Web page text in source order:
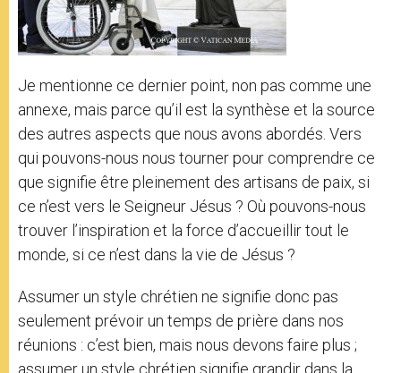
Je mentionne ce dernier point, non pas comme une
annexe, mais parce qu’il est la synthèse et la source
des autres aspects que nous avons abordés. Vers
qui pouvons-nous nous tourner pour comprendre ce
que signifie être pleinement des artisans de paix, si
ce n’est vers le Seigneur Jésus ? Où pouvons-nous
trouver l’inspiration et la force d’accueillir tout le
monde, si ce n’est dans la vie de Jésus ?
Assumer un style chrétien ne signifie donc pas
seulement prévoir un temps de prière dans nos
réunions : c’est bien, mais nous devons faire plus ;
assumer un style chrétien signifie grandir dans la